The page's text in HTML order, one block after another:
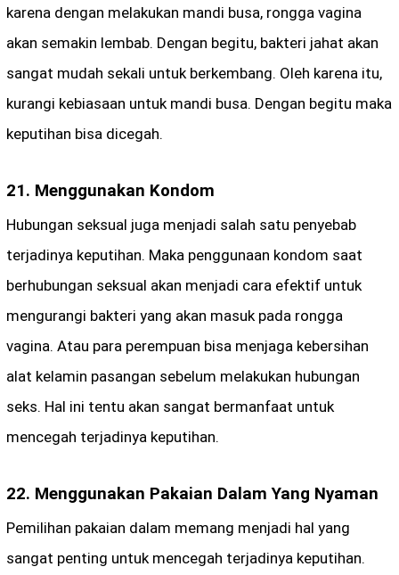
karena dengan melakukan mandi busa, rongga vagina
akan semakin lembab. Dengan begitu, bakteri jahat akan
sangat mudah sekali untuk berkembang. Oleh karena itu,
kurangi kebiasaan untuk mandi busa. Dengan begitu maka
keputihan bisa dicegah.
21. Menggunakan Kondom
Hubungan seksual juga menjadi salah satu penyebab
terjadinya keputihan. Maka penggunaan kondom saat
berhubungan seksual akan menjadi cara efektif untuk
mengurangi bakteri yang akan masuk pada rongga
vagina. Atau para perempuan bisa menjaga kebersihan
alat kelamin pasangan sebelum melakukan hubungan
seks. Hal ini tentu akan sangat bermanfaat untuk
mencegah terjadinya keputihan.
22. Menggunakan Pakaian Dalam Yang Nyaman
Pemilihan pakaian dalam memang menjadi hal yang
sangat penting untuk mencegah terjadinya keputihan.